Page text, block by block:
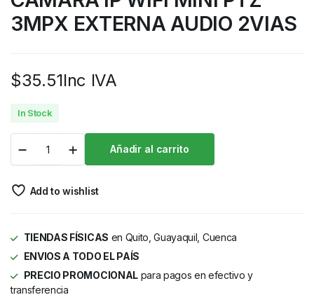
3MPX EXTERNA AUDIO 2VIAS
$35.51Inc IVA
In Stock
Añadir al carrito
Add to wishlist
TIENDAS FÍSICAS en Quito, Guayaquil, Cuenca
ENVIOS A TODO EL PAÍS
PRECIO PROMOCIONALpara pagos en efectivo y
transferencia